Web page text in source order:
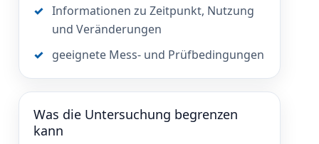
Informationen zu Zeitpunkt, Nutzung
und Veränderungen
geeignete Mess- und Prüfbedingungen
Was die Untersuchung begrenzen
kann